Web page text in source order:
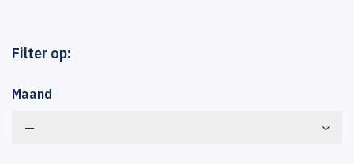
Filter op:
Maand
—